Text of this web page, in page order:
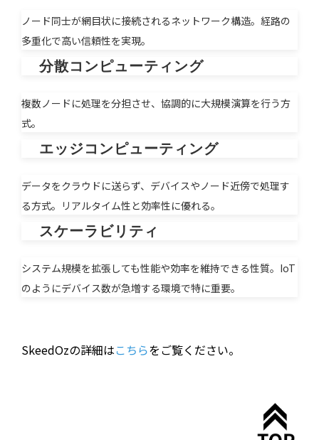
ノード同士が網目状に接続されるネットワーク構造。経路の
多重化で高い信頼性を実現。
分散コンピューティング
複数ノードに処理を分担させ、協調的に大規模演算を行う方
式。
エッジコンピューティング
データをクラウドに送らず、デバイスやノード近傍で処理す
る方式。リアルタイム性と効率性に優れる。
スケーラビリティ
システム規模を拡張しても性能や効率を維持できる性質。IoT
のようにデバイス数が急増する環境で特に重要。
SkeedOzの詳細はこちらをご覧ください。